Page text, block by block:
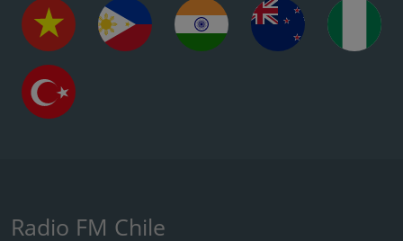
Radio FM Chile